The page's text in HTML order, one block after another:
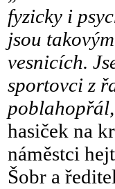
fyzicky i
jsou
vesnicích.
sportovci z
hasiček na
náměstci
Šobr a